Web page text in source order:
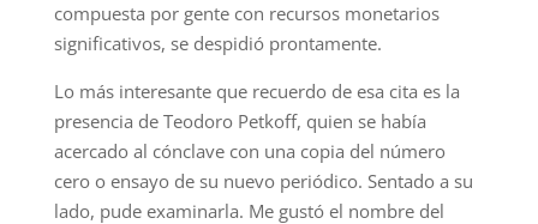
compuesta por gente con recursos monetarios
significativos, se despidió prontamente.
Lo más interesante que recuerdo de esa cita es la
presencia de Teodoro Petkoff, quien se había
acercado al cónclave con una copia del número
cero o ensayo de su nuevo periódico. Sentado a su
lado, pude examinarla. Me gustó el nombre del